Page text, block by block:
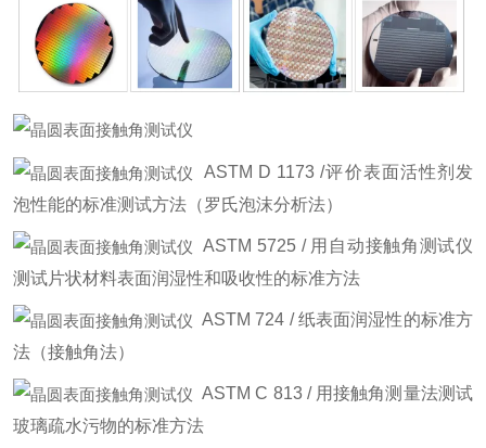
ASTM D 1173 /评价表面活性剂发
泡性能的标准测试方法（罗氏泡沫分析法）
ASTM 5725 / 用自动接触角测试仪
测试片状材料表面润湿性和吸收性的标准方法
ASTM 724 / 纸表面润湿性的标准方
法（接触角法）
ASTM C 813 / 用接触角测量法测试
玻璃疏水污物的标准方法